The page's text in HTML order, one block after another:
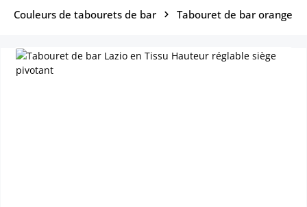
Couleurs de tabourets de bar
Tabouret de bar orange